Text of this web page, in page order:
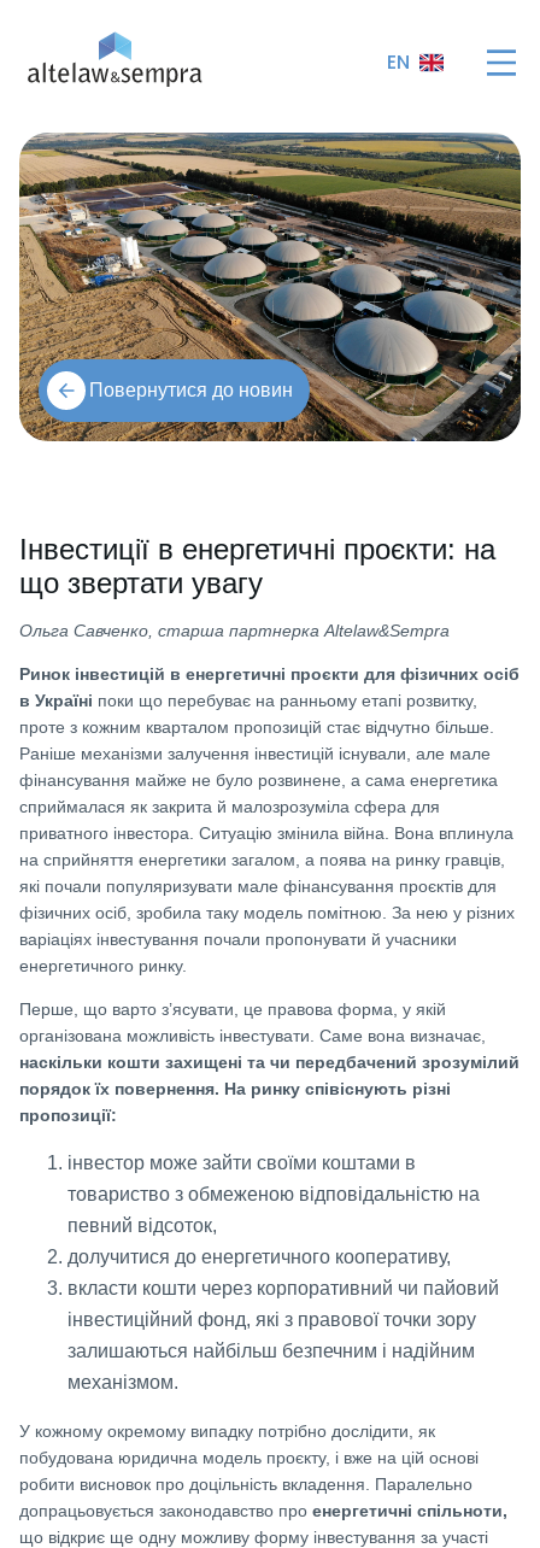
EN
Повернутися до новин
Інвестиції в енергетичні проєкти: на
що звертати увагу
Ольга Савченко, старша партнерка Altelaw&Sempra
Ринок інвестицій в енергетичні проєкти для фізичних осіб
в Україні поки що перебуває на ранньому етапі розвитку,
проте з кожним кварталом пропозицій стає відчутно більше.
Раніше механізми залучення інвестицій існували, але мале
фінансування майже не було розвинене, а сама енергетика
сприймалася як закрита й малозрозуміла сфера для
приватного інвестора. Ситуацію змінила війна. Вона вплинула
на сприйняття енергетики загалом, а поява на ринку гравців,
які почали популяризувати мале фінансування проєктів для
фізичних осіб, зробила таку модель помітною. За нею у різних
варіаціях інвестування почали пропонувати й учасники
енергетичного ринку.
Перше, що варто з’ясувати, це правова форма, у якій
організована можливість інвестувати. Саме вона визначає,
наскільки кошти захищені та чи передбачений зрозумілий
порядок їх повернення. На ринку співіснують різні
пропозиції:
інвестор може зайти своїми коштами в
товариство з обмеженою відповідальністю на
певний відсоток,
долучитися до енергетичного кооперативу,
вкласти кошти через корпоративний чи пайовий
інвестиційний фонд, які з правової точки зору
залишаються найбільш безпечним і надійним
механізмом.
У кожному окремому випадку потрібно дослідити, як
побудована юридична модель проєкту, і вже на цій основі
робити висновок про доцільність вкладення. Паралельно
допрацьовується законодавство про енергетичні спільноти,
що відкриє ще одну можливу форму інвестування за участі